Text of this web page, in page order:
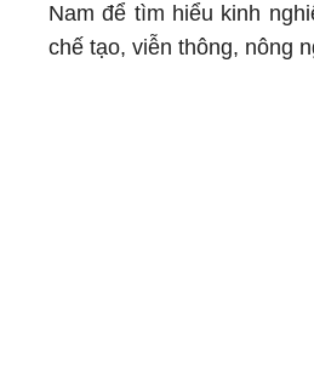
Nam để tìm hiểu kinh
chế tạo, viễn thông, nông